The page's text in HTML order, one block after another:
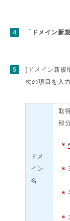
「 ドメイン新
[ドメイン新規
次の項目を入
ドメ
イン
名
取
部
※
※
※
※